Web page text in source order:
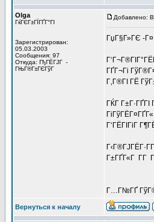
Olga
ГќГЄГ±ГЇГҐГ°ГІ
Зарегистрирован:
05.03.2003
Сообщения: 97
Откуда: ГђГЁГЈГ -
ГЊГ®Г±ГЄГўГ
Добавлено:
ГџГ§Г»ГЄ -
ГҐГ¬Гі
Г‚Г®ГІ ГЁ
ГЌГ
Г‘ГЁГІГіГ
Г±ГҐГ«Г Г­Г
Г…Г№ГҐ
Вернуться к началу